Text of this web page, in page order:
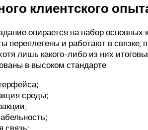
клиентского
опирается на набор основных
и работают в связке,
лишь какого-либо из них
в высоком стандарте.
среды;